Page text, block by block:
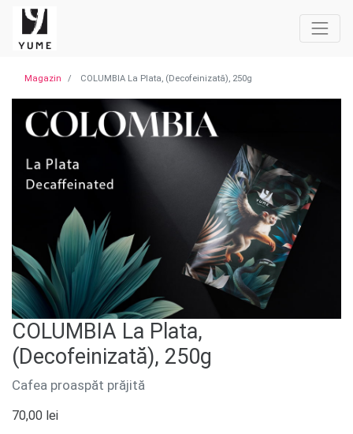
Magazin COLUMBIA La Plata, (Decofeinizată), 250g
COLUMBIA La Plata,
(Decofeinizată), 250g
Cafea proaspăt prăjită
70,00 lei